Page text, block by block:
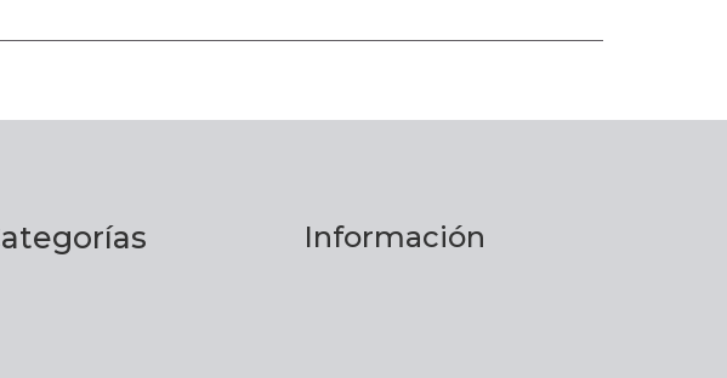
Información